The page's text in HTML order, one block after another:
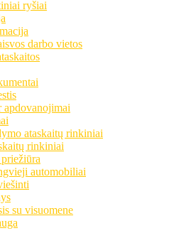
ryšiai
darbo vietos
apdovanojimai
ataskaitų rinkiniai
rinkiniai
automobiliai
su visuomene